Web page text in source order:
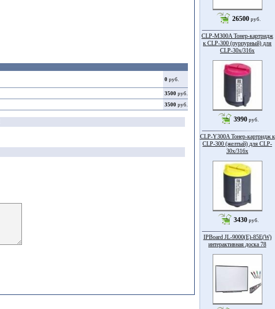
0 руб.
3500 руб.
3500 руб.
26500 руб.
CLP-M300A Тонер-картридж
к CLP-300 (пурпурный) для
CLP-30x/316x
3990 руб.
CLP-Y300A Тонер-картридж к
CLP-300 (желтый) для CLP-
30x/316x
3430 руб.
IPBoard JL-9000(E)-85Е(W)
интерактивная доска 78